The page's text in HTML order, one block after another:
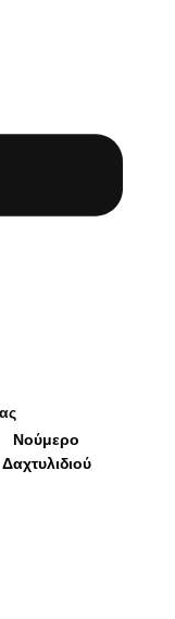
Νούμερο
Δαχτυλιδιού